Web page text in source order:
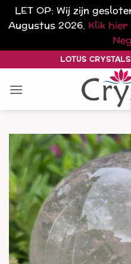
LET OP: Wij zijn
Augustus 2026. Klik
naar
inhoud
LOTUS